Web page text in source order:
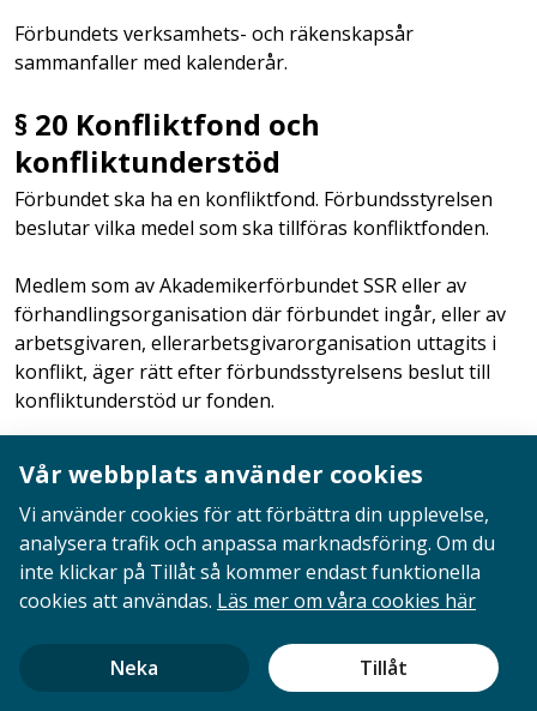
Förbundets verksamhets- och räkenskapsår
sammanfaller med kalenderår.
§ 20 Konfliktfond och
konfliktunderstöd
Förbundet ska ha en konfliktfond. Förbundsstyrelsen
beslutar vilka medel som ska tillföras konfliktfonden.
Medlem som av Akademikerförbundet SSR eller av
förhandlingsorganisation där förbundet ingår, eller av
arbetsgivaren, ellerarbetsgivarorganisation uttagits i
konflikt, äger rätt efter förbundsstyrelsens beslut till
konfliktunderstöd ur fonden.
Rätten till konfliktunderstöd tillfaller den som erlagt
före konfliktutbrottet förfallna medlemsavgifter och
annan av förbundsstyrelsenbeslutad avgift. Principer
för konfliktunderstöd fastställs av förbundsstyrelsen.
§ 21 Kansli och förbundstidning
Förbundet ska ha eget förbundskansli samt utge
förbundstidning.
Vår webbplats använder cookies
Vi använder cookies för att förbättra din upplevelse,
analysera trafik och anpassa marknadsföring. Om du
inte klickar på Tillåt så kommer endast funktionella
cookies att användas. Läs mer om våra cookies här
Neka Tillåt